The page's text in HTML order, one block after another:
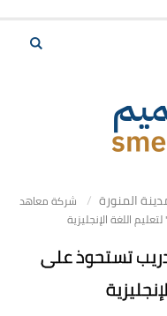
المنورة
شركة معاهد
اللغة الإنجليزية
تستحوذ على